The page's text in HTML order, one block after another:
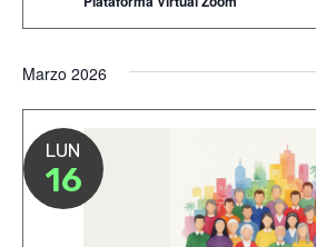
Marzo 2026
LUN
16